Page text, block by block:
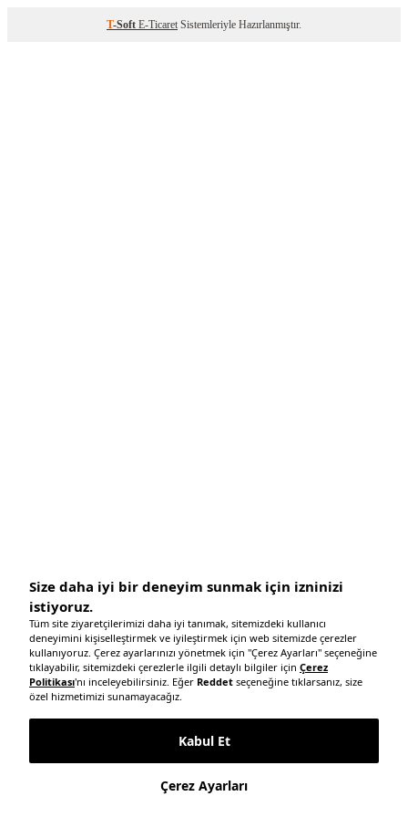
T-Soft E-Ticaret Sistemleriyle Hazırlanmıştır.